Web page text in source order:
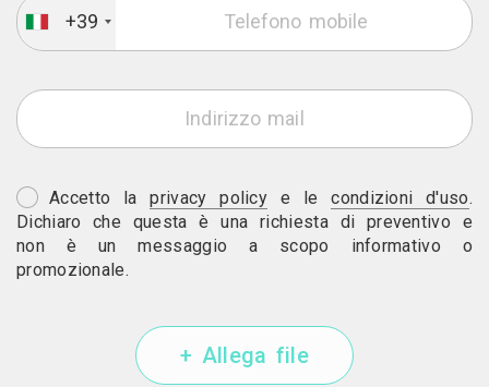
+39
Accetto laprivacy policy e lecondizioni d'uso.
Dichiaro che questa è una richiesta di preventivo e
non è un messaggio a scopo informativo o
promozionale.
+ Allega file